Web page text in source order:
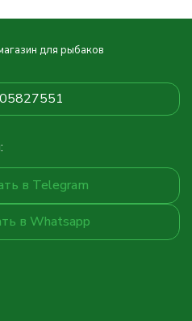
для рыбаков
в Telegram
в Whatsapp